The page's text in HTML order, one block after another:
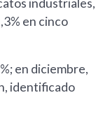
industriales,
en cinco
en diciembre,
identificado